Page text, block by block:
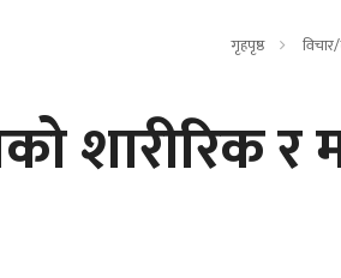
गृहपृष्ठ
शारीरिक र